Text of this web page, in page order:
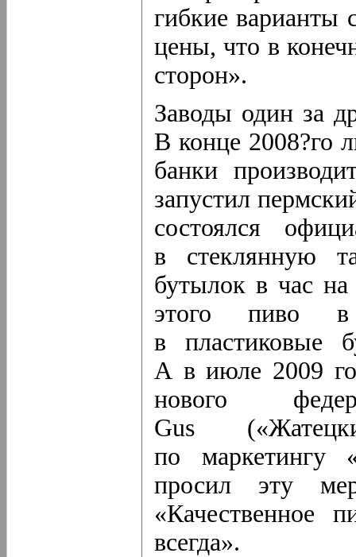
гибкие варианты
цены, что в
сторон».
Заводы один за
В конце 2008?го
банки
запустил
состоялся
в стеклянную
бутылок в час
этого пиво в
в пластиковые
А в июле 2009
нового
Gus
по маркетингу
просил эту
«Качественное
всегда».